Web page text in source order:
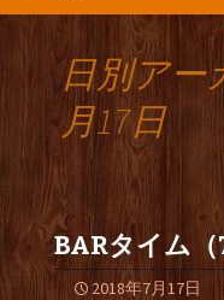
日別アー
月17日
BARタイム
2018年7月17日